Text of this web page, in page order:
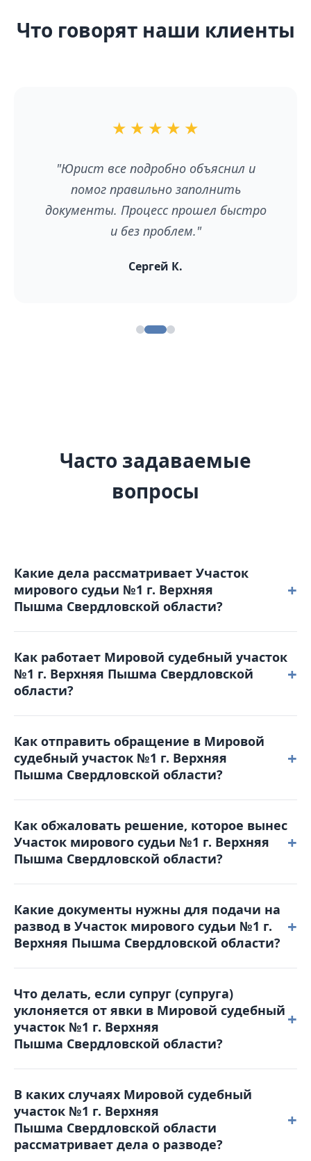
Что говорят наши клиенты
★ ★ ★ ★ ★
"Отличный сервис! Сэкономила
время и нервы. Рекомендую всем, кто
хочет оформить развод без лишних
хлопот."
Елена В.
Часто задаваемые
вопросы
Какие дела рассматривает Участок
мирового судьи №1 г. Верхняя
Пышма Свердловской области?
+
дела небольшой тяжести, гражданские споры с
ценой иска до 50 000 рублей, дела о расторжении
брака без спора о детях, административные
правонарушения, а также вопросы выдачи
судебных приказов.
Как работает Мировой судебный участок
№1 г. Верхняя Пышма Свердловской
области?
+
00 пятница: с 9-00 до 17-00. Обеденный перерыв с
13-00 до 13-48. Выходные дни: суббота,
воскресенье и праздничные дни. График приема
граждан: понедельник - четверг: с 9-00 до 18-00
пятница: с 9-00 до 17-00.
Как отправить обращение в Мировой
судебный участок №1 г. Верхняя
Пышма Свердловской области?
+
для получения справочной информации или
отправить письмо на электронную почту:
1vp@dms66.ru или воспользоваться порталом
Online-Sud.ru.
Как обжаловать решение, которое вынес
Участок мирового судьи №1 г. Верхняя
Пышма Свердловской области?
+
апелляционную жалобу в Верхнепышминский
городской суд в течение месяца с момента
вынесения решения. Жалоба подается в Мировой
судебный участок №1 г. Верхняя
Пышма Свердловской области, который и
рассматривал дело.
Какие документы нужны для подачи на
развод в Участок мирового судьи №1 г.
Верхняя Пышма Свердловской области?
+
свидетельство о браке, квитанция об оплате
госпошлины, свидетельства о рождении детей
(если они есть), а также соглашение о детях (при
наличии несовершеннолетних детей).
Что делать, если супруг (супруга)
уклоняется от явки в Мировой судебный
участок №1 г. Верхняя
Пышма Свердловской области?
+
отсутствие уклоняющейся стороны. Однако
рекомендуется заранее уведомить суд о причинах
неявки и предоставить соответствующие
доказательства (например, больничный лист).
В каких случаях Мировой судебный
участок №1 г. Верхняя
Пышма Свердловской области
рассматривает дела о разводе?
+